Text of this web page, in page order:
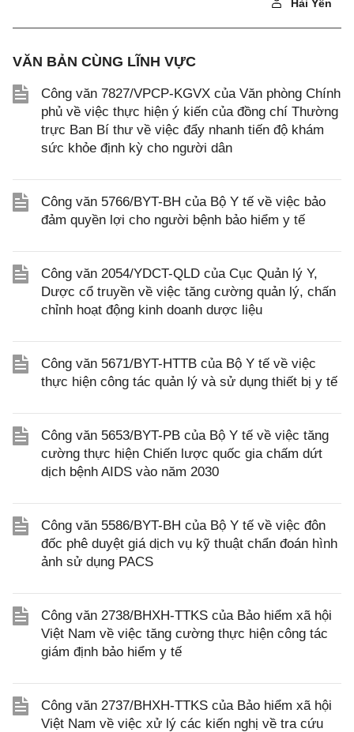
Hải Yến
VĂN BẢN CÙNG LĨNH VỰC
Công văn 7827/VPCP-KGVX của Văn phòng Chính
phủ về việc thực hiện ý kiến của đồng chí Thường
trực Ban Bí thư về việc đẩy nhanh tiến độ khám
sức khỏe định kỳ cho người dân
Công văn 5766/BYT-BH của Bộ Y tế về việc bảo
đảm quyền lợi cho người bệnh bảo hiểm y tế
Công văn 2054/YDCT-QLD của Cục Quản lý Y,
Dược cổ truyền về việc tăng cường quản lý, chấn
chỉnh hoạt động kinh doanh dược liệu
Công văn 5671/BYT-HTTB của Bộ Y tế về việc
thực hiện công tác quản lý và sử dụng thiết bị y tế
Công văn 5653/BYT-PB của Bộ Y tế về việc tăng
cường thực hiện Chiến lược quốc gia chấm dứt
dịch bệnh AIDS vào năm 2030
Công văn 5586/BYT-BH của Bộ Y tế về việc đôn
đốc phê duyệt giá dịch vụ kỹ thuật chẩn đoán hình
ảnh sử dụng PACS
Công văn 2738/BHXH-TTKS của Bảo hiểm xã hội
Việt Nam về việc tăng cường thực hiện công tác
giám định bảo hiểm y tế
Công văn 2737/BHXH-TTKS của Bảo hiểm xã hội
Việt Nam về việc xử lý các kiến nghị về tra cứu